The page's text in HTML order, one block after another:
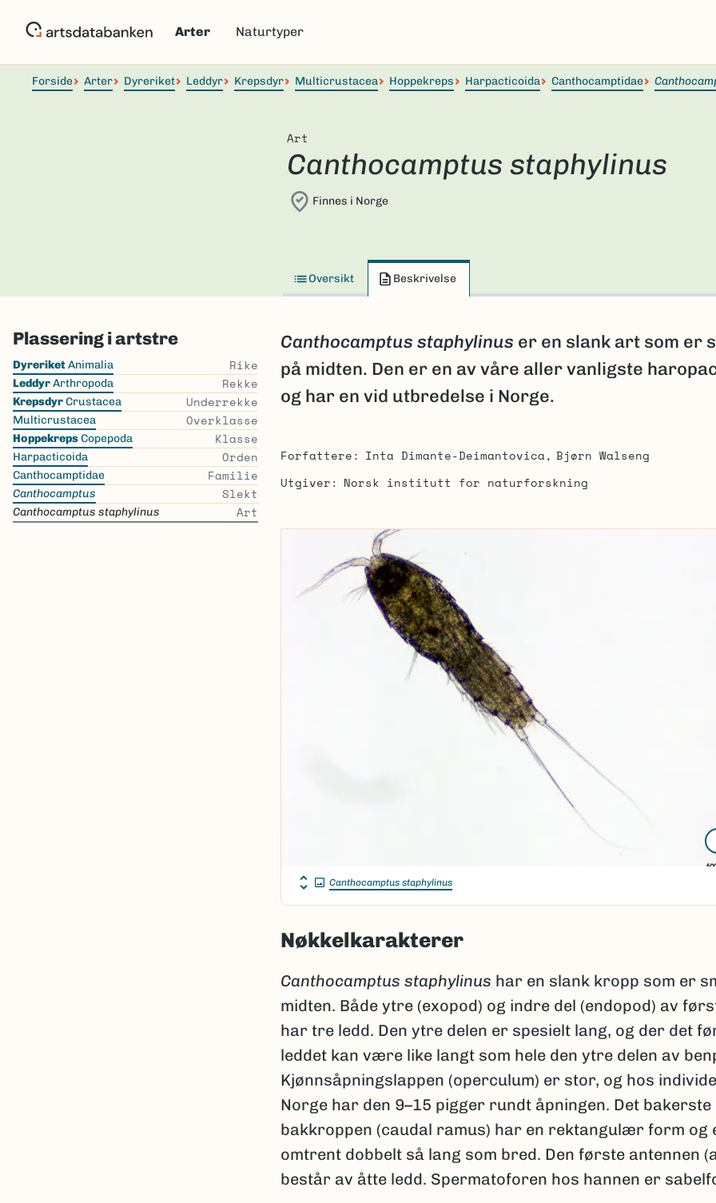
Arter Naturtyper
Forside Arter Dyreriket Leddyr Krepsdyr Multicrustacea Hoppekreps Harpacticoida Canthocamptidae
Art
Canthocamptus staphylinus
Finnes i Norge
Oversikt Beskrivelse
Plassering i artstre
Skip
the
list
DyreriketAnimalia Rike
LeddyrArthropoda Rekke
KrepsdyrCrustacea Underrekke
Multicrustacea Overklasse
HoppekrepsCopepoda Klasse
Harpacticoida Orden
Canthocamptidae Familie
Canthocamptus Slekt
Canthocamptus staphylinus Art
Canthocamptus staphylinus er en slank art som er
på midten. Den er en av våre aller vanligste
og har en vid utbredelse i Norge.
Forfattere Inta Dimante-Deimantovica
Bjørn Walseng
Utgiver
Norsk institutt for naturforskning
Canthocamptus staphylinus
Nøkkelkarakterer
Canthocamptus staphylinus har en slank kropp som er
midten. Både ytre (exopod) og indre del (endopod) av
har tre ledd. Den ytre delen er spesielt lang, og der det
leddet kan være like langt som hele den ytre delen av
Kjønnsåpningslappen (operculum) er stor, og hos
Norge har den 9–15 pigger rundt åpningen. Det bakerste
bakkroppen (caudal ramus) har en rektangulær form og
omtrent dobbelt så lang som bred. Den første antennen
består av åtte ledd. Spermatoforen hos hannen er